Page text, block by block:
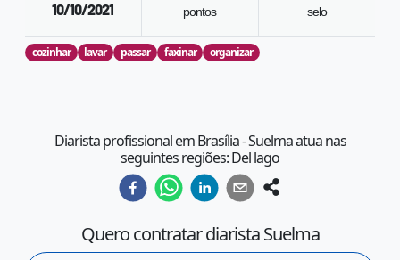
10/10/2021 pontos selo
cozinhar lavar passar faxinar organizar
Diarista profissional em Brasília - Suelma atua nas
seguintes regiões: Del lago
Quero contratar diaristaSuelma